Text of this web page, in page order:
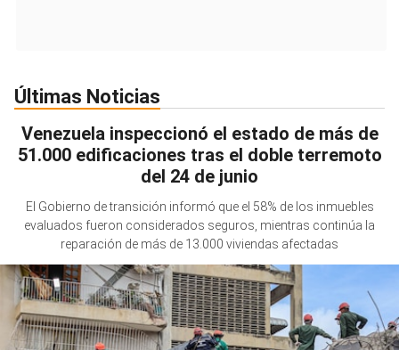
Últimas Noticias
Venezuela inspeccionó el estado de más de
51.000 edificaciones tras el doble terremoto
del 24 de junio
El Gobierno de transición informó que el 58% de los inmuebles
evaluados fueron considerados seguros, mientras continúa la
reparación de más de 13.000 viviendas afectadas